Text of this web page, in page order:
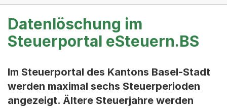
Datenlöschung im
Steuerportal eSteuern.BS
Im Steuerportal des Kantons Basel-Stadt
werden maximal sechs Steuerperioden
angezeigt. Ältere Steuerjahre werden